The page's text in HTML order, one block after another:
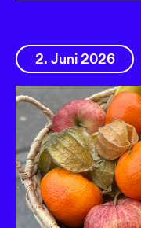
2. Juni 2026